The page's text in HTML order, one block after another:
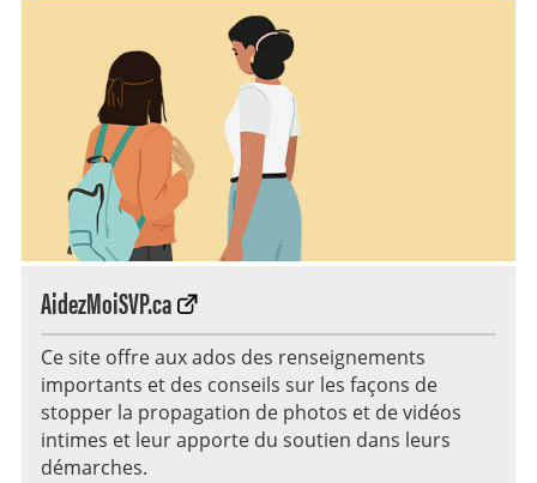
AidezMoiSVP.ca
Ce site offre aux ados des renseignements
importants et des conseils sur les façons de
stopper la propagation de photos et de vidéos
intimes et leur apporte du soutien dans leurs
démarches.